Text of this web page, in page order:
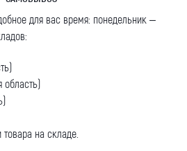
для вас время: понедельник –
область)
на складе.